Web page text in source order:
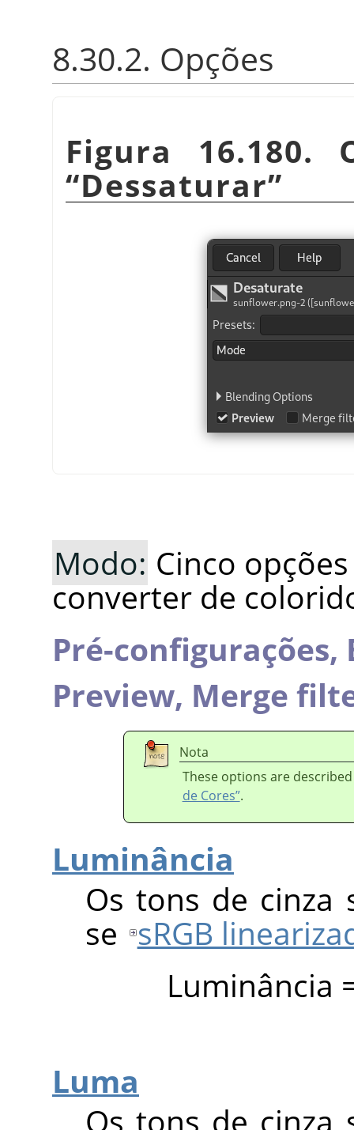
8.30.2. Opções
Figura 16.180.
“Dessaturar”
Modo: Cinco
converter de
Pré-configurações,
Preview, Merge
Nota
These options are
de Cores”.
Luminância
Os tons de cinza
se sRGB
Luminância
Luma
Os tons de cinza